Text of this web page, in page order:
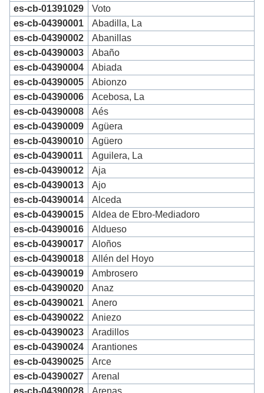
es-cb-01391029
Voto
es-cb-04390001
Abadilla, La
es-cb-04390002
Abanillas
es-cb-04390003
Abaño
es-cb-04390004
Abiada
es-cb-04390005
Abionzo
es-cb-04390006
Acebosa, La
es-cb-04390008
Aés
es-cb-04390009
Agüera
es-cb-04390010
Agüero
es-cb-04390011
Aguilera, La
es-cb-04390012
Aja
es-cb-04390013
Ajo
es-cb-04390014
Alceda
es-cb-04390015
Aldea de Ebro-Mediadoro
es-cb-04390016
Aldueso
es-cb-04390017
Aloños
es-cb-04390018
Allén del Hoyo
es-cb-04390019
Ambrosero
es-cb-04390020
Anaz
es-cb-04390021
Anero
es-cb-04390022
Aniezo
es-cb-04390023
Aradillos
es-cb-04390024
Arantiones
es-cb-04390025
Arce
es-cb-04390027
Arenal